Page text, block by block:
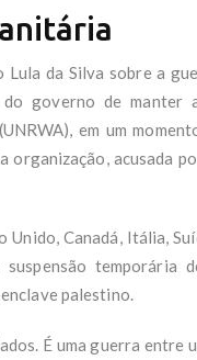
da Silva sobre a
governo de manter
em um
organização, acusada
Canadá, Itália,
temporária
palestino.
É uma guerra entre